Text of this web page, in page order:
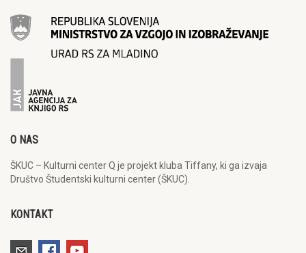
O NAS
ŠKUC – Kulturni center Q je projekt kluba Tiffany, ki ga izvaja
Društvo Študentski kulturni center (ŠKUC).
KONTAKT